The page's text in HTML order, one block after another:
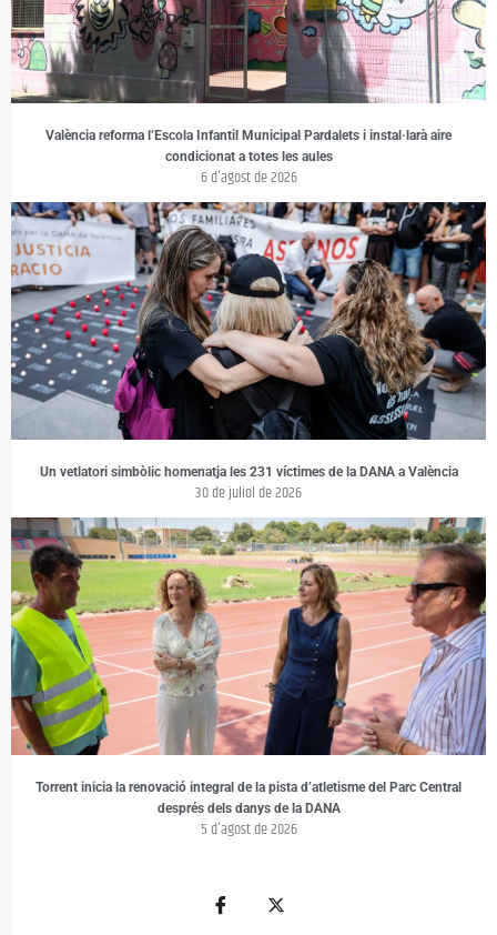
València reforma l’Escola Infantil Municipal Pardalets i instal·larà aire
condicionat a totes les aules
6 d'agost de 2026
Un vetlatori simbòlic homenatja les 231 víctimes de la DANA a València
30 de juliol de 2026
Torrent inicia la renovació integral de la pista d’atletisme del Parc Central
després dels danys de la DANA
5 d'agost de 2026